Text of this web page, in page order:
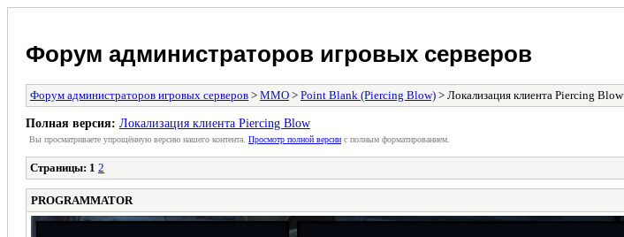
Форум администраторов игровых серверов
Форум администраторов игровых серверов > MMO > Point Blank (Piercing Blow) > Локализация клиента Piercing Blow
Полная версия: Локализация клиента Piercing Blow
Вы просматриваете упрощённую версию нашего контента. Просмотр полной версии с полным форматированием.
Страницы: 1 2
PROGRAMMATOR